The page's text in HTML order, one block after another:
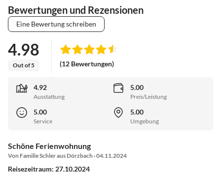
Bewertungen und Rezensionen
Eine Bewertung schreiben
4.98
Out of 5 (12 Bewertungen)
4.92
Ausstattung
5.00
Preis/Leistung
5.00
Service
5.00
Umgebung
Schöne Ferienwohnung
Von Familie Schler aus Dörzbach · 04.11.2024
Reisezeitraum: 27.10.2024